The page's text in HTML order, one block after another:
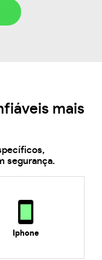
mais
segurança.
Iphone